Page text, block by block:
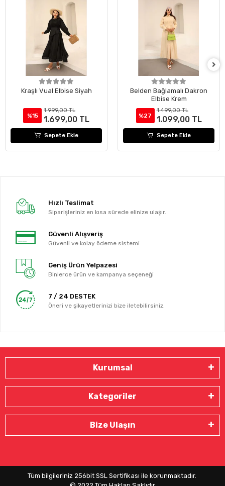
Kraşlı Vual Elbise Siyah
%15
1.999,00 TL
1.699,00 TL
Sepete Ekle
Belden Bağlamalı Dakron
Elbise Krem
%27
1.499,00 TL
1.099,00 TL
Sepete Ekle
Hızlı Teslimat
Siparişleriniz en kısa sürede elinize ulaşır.
Güvenli Alışveriş
Güvenli ve kolay ödeme sistemi
Geniş Ürün Yelpazesi
Binlerce ürün ve kampanya seçeneği
7 / 24 DESTEK
Öneri ve şikayetlerinizi bize iletebilirsiniz.
Kurumsal
Kategoriler
Bize Ulaşın
Tüm bilgileriniz 256bit SSL Sertifikası ile korunmaktadır.